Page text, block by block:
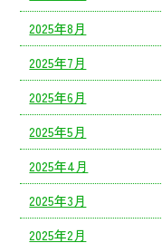
2025年8月
2025年7月
2025年6月
2025年5月
2025年4月
2025年3月
2025年2月